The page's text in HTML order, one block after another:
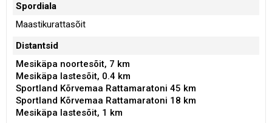
Spordiala
Maastikurattasõit
Distantsid
Mesikäpa noortesõit, 7 km
Mesikäpa lastesõit, 0.4 km
Sportland Kõrvemaa Rattamaratoni 45 km
Sportland Kõrvemaa Rattamaratoni 18 km
Mesikäpa lastesõit, 1 km